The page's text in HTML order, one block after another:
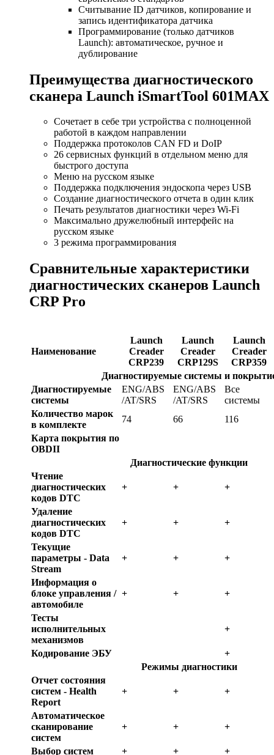
Считывание ID датчиков, копирование и
запись идентификатора датчика
Программирование (только датчиков
Launch): автоматическое, ручное и
дублирование
Преимущества диагностического
сканера Launch iSmartTool 601MAX
Сочетает в себе три устройства с полноценной
работой в каждом направлении
Поддержка протоколов CAN FD и DoIP
26 сервисных функций в отдельном меню для
быстрого доступа
Меню на русском языке
Поддержка подключения эндоскопа через USB
Создание диагностического отчета в один клик
Печать результатов диагностики через Wi-Fi
Максимально дружелюбный интерфейс на
русском языке
3 режима программирования
Сравнительные характеристики
диагностических сканеров Launch
CRP Pro
Наименование
Launch
Creader
CRP239
Launch
Creader
CRP129S
Launch
Creader
CRP359
Диагностируемые системы и
Диагностируемые
системы
ENG/ABS
/AT/SRS
ENG/ABS
/AT/SRS
Все
системы
Количество марок
в комплекте
74 66
116
Карта покрытия по
OBDII
Диагностические функции
Чтение
диагностических
кодов DTC
+ + +
Удаление
диагностических
кодов DTC
+ + +
Текущие
параметры - Data
Stream
+ + +
Информация о
блоке управления /
автомобиле
+ + +
Тесты
исполнительных
механизмов
+
Кодирование ЭБУ
+
Режимы диагностики
Отчет состояния
систем - Health
Report
+ + +
Автоматическое
сканирование
систем
+ + +
Выбор систем + +
+